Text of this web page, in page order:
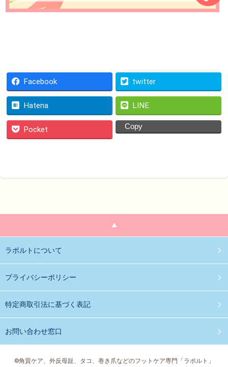
Facebook twitter
Hatena LINE
Pocket Copy
ラポルトについて
プライバシーポリシー
特定商取引法に基づく表記
お問い合わせ窓口
©角質ケア、外反母趾、タコ、巻き爪などのフットケア専門「ラポルト」